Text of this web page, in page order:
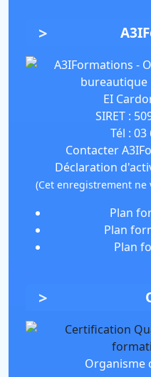
EI
SIRET :
Tél : 03
Contacter
Déclaration
(Cet enregistrement ne
Plan
Plan
Plan
Organisme